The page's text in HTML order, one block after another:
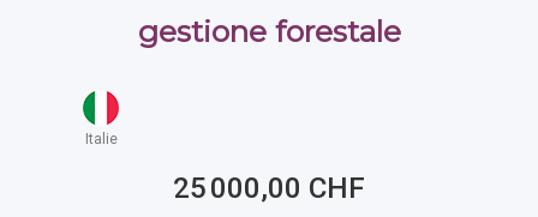
gestione forestale
Italie
25 000,00 CHF